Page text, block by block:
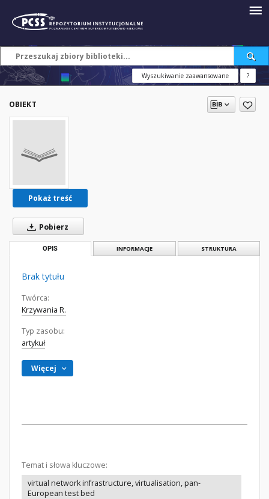
Wyszukiwanie zaawansowane ?
OBIEKT
Pokaż treść
Pobierz
OPIS INFORMACJE STRUKTURA
Brak tytułu
Twórca:
Krzywania R.
Typ zasobu:
artykuł
Więcej
Temat i słowa kluczowe:
virtual network infrastructure, virtualisation, pan-
European test bed